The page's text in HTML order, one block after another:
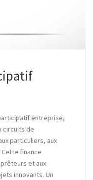
entreprise,
circuits de
particuliers, aux
finance
et aux
innovants. Un